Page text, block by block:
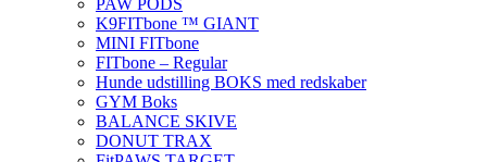
PAW PODS
K9FITbone ™ GIANT
MINI FITbone
FITbone – Regular
Hunde udstilling BOKS med redskaber
GYM Boks
BALANCE SKIVE
DONUT TRAX